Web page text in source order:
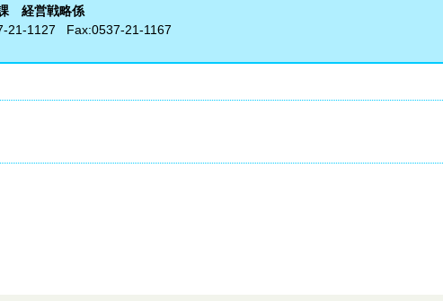
経営戦略係
21-1127 Fax:0537-21-1167